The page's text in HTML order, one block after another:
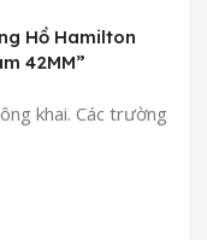
Hồ Hamilton
42MM”
khai. Các trường